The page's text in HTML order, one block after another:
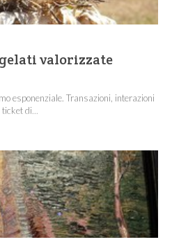
valorizzate
esponenziale. Transazioni, interazioni
di...